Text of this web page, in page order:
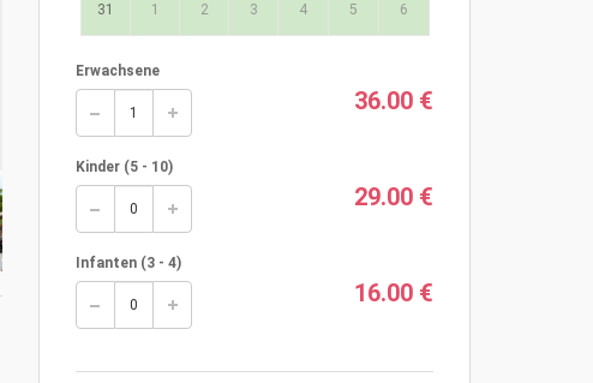
31 1 2 3 4 5 6
Erwachsene
36.00 €
Kinder (5 - 10)
29.00 €
Infanten (3 - 4)
16.00 €